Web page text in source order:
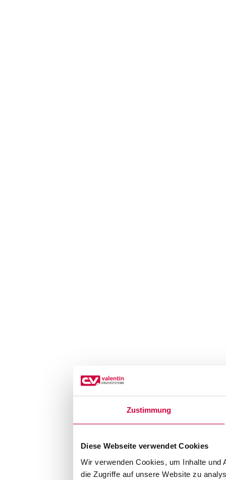
Zustimmung
Diese Webseite verwendet Cookies
Wir verwenden Cookies, um Inhalte und
die Zugriffe auf unsere Website zu